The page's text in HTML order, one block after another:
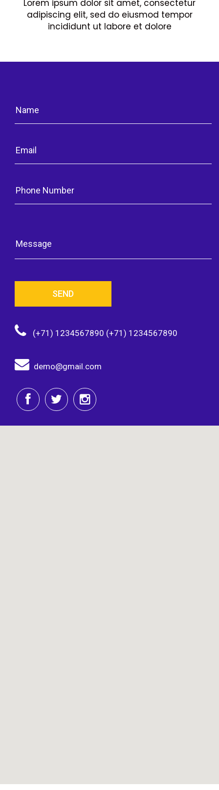
Lorem ipsum dolor sit amet, consectetur
adipiscing elit, sed do eiusmod tempor
incididunt ut labore et dolore
SEND
(+71) 1234567890 (+71) 1234567890
demo@gmail.com